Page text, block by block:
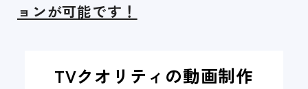
ョンが可能です！
TVクオリティの動画制作